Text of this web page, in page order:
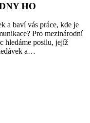
HO
a baví vás práce, kde je
Pro mezinárodní
hledáme posilu, jejíž
a…